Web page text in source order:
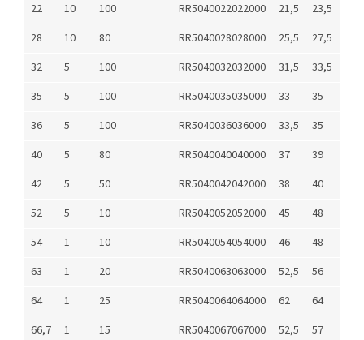
22
10 100 RR5040022022000 21,5
23,5
28
10 80 RR5040028028000 25,5
27,5
32
5 100 RR5040032032000 31,5
33,5
35
5 100 RR5040035035000 33
35
36
5 100 RR5040036036000 33,5
35
40
5 80 RR5040040040000 37
39
42
5 50 RR5040042042000 38
40
52
5 10 RR5040052052000 45
48
54
1 10 RR5040054054000 46
48
63
1 20 RR5040063063000 52,5
56
64
1 25 RR5040064064000 62
64
66,7
1 15 RR5040067067000 52,5
57